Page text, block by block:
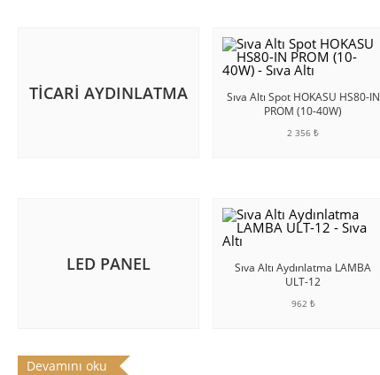
TICARI AYDINLATMA
Sıva Altı Spot HOKASU HS80-IN
PROM (10-40W)
2 356 ₺
LED PANEL
Sıva Altı Aydınlatma LAMBA
ULT-12
962 ₺
Devamını oku